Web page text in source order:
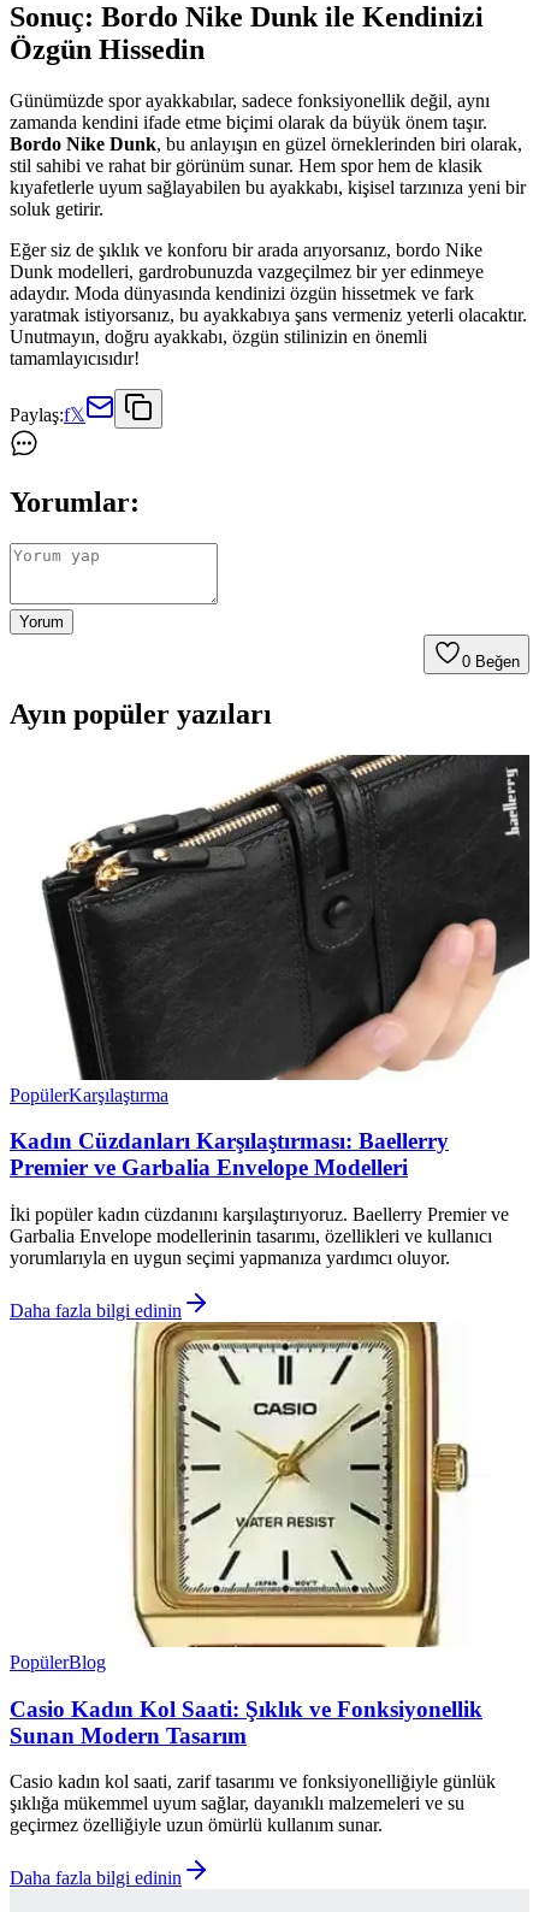
Sonuç: Bordo Nike Dunk ile Kendinizi
Özgün Hissedin
Günümüzde spor ayakkabılar, sadece fonksiyonellik değil, aynı
zamanda kendini ifade etme biçimi olarak da büyük önem taşır.
Bordo Nike Dunk, bu anlayışın en güzel örneklerinden biri olarak,
stil sahibi ve rahat bir görünüm sunar. Hem spor hem de klasik
kıyafetlerle uyum sağlayabilen bu ayakkabı, kişisel tarzınıza yeni bir
soluk getirir.
Eğer siz de şıklık ve konforu bir arada arıyorsanız, bordo Nike
Dunk modelleri, gardrobunuzda vazgeçilmez bir yer edinmeye
adaydır. Moda dünyasında kendinizi özgün hissetmek ve fark
yaratmak istiyorsanız, bu ayakkabıya şans vermeniz yeterli olacaktır.
Unutmayın, doğru ayakkabı, özgün stilinizin en önemli
tamamlayıcısıdır!
Paylaş:f𝕏
Yorumlar:
Yorum
0 Beğen
Ayın popüler yazıları
PopülerKarşılaştırma
Kadın Cüzdanları Karşılaştırması: Baellerry
Premier ve Garbalia Envelope Modelleri
İki popüler kadın cüzdanını karşılaştırıyoruz. Baellerry Premier ve
Garbalia Envelope modellerinin tasarımı, özellikleri ve kullanıcı
yorumlarıyla en uygun seçimi yapmanıza yardımcı oluyor.
Daha fazla bilgi edinin
PopülerBlog
Casio Kadın Kol Saati: Şıklık ve Fonksiyonellik
Sunan Modern Tasarım
Casio kadın kol saati, zarif tasarımı ve fonksiyonelliğiyle günlük
şıklığa mükemmel uyum sağlar, dayanıklı malzemeleri ve su
geçirmez özelliğiyle uzun ömürlü kullanım sunar.
Daha fazla bilgi edinin